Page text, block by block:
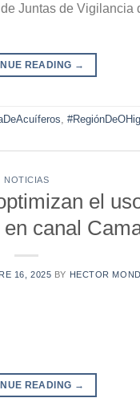
Juntas de Vigilancia
READING →
,
NOTICIAS
el
canal
16, 2025 BY HECTOR
READING →